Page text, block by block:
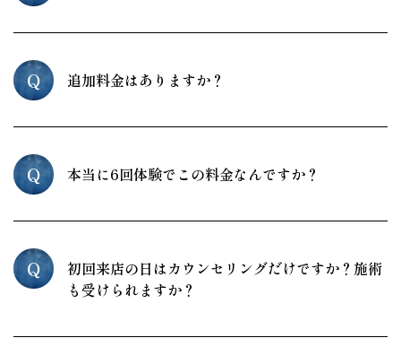
Q 追加料金はありますか？
Q 本当に6回体験でこの料金なんですか？
Q
初回来店の日はカウンセリングだけですか？施術
も受けられますか？